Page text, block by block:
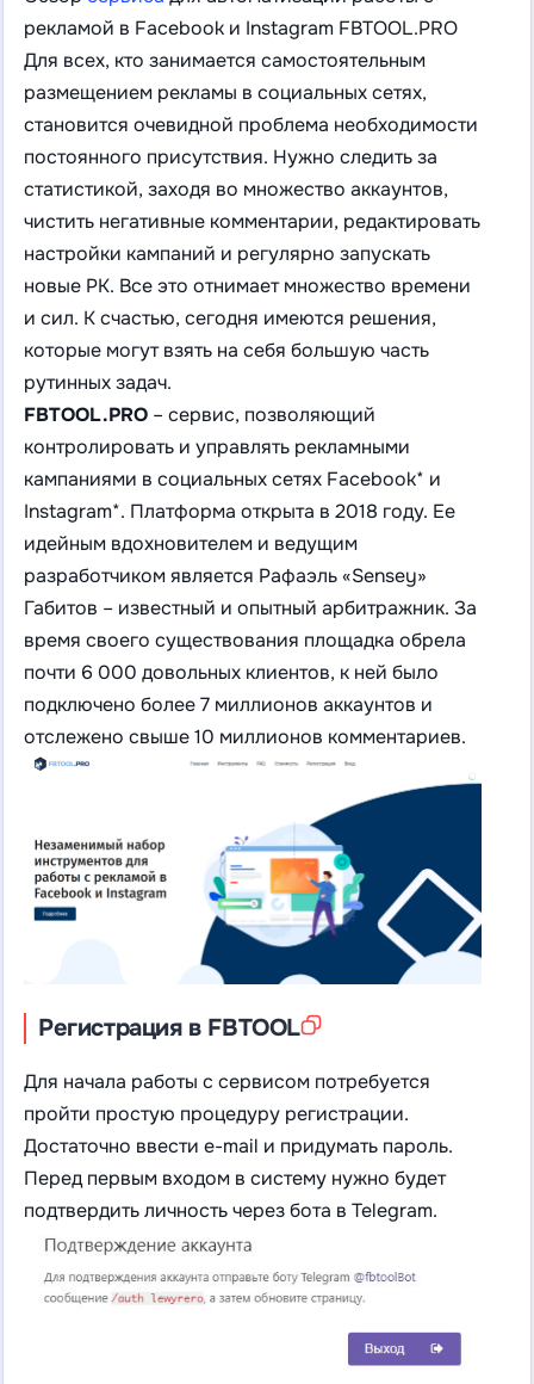
рекламой в Facebook и Instagram FBTOOL.PRO
Для всех, кто занимается самостоятельным
размещением рекламы в социальных сетях,
становится очевидной проблема необходимости
постоянного присутствия. Нужно следить за
статистикой, заходя во множество аккаунтов,
чистить негативные комментарии, редактировать
настройки кампаний и регулярно запускать
новые РК. Все это отнимает множество времени
и сил. К счастью, сегодня имеются решения,
которые могут взять на себя большую часть
рутинных задач.
FBTOOL.PRO – сервис, позволяющий
контролировать и управлять рекламными
кампаниями в социальных сетях Facebook* и
Instagram*. Платформа открыта в 2018 году. Ее
идейным вдохновителем и ведущим
разработчиком является Рафаэль «Sensey»
Габитов – известный и опытный арбитражник. За
время своего существования площадка обрела
почти 6 000 довольных клиентов, к ней было
подключено более 7 миллионов аккаунтов и
отслежено свыше 10 миллионов комментариев.
Регистрация в FBTOOL
Для начала работы с сервисом потребуется
пройти простую процедуру регистрации.
Достаточно ввести e-mail и придумать пароль.
Перед первым входом в систему нужно будет
подтвердить личность через бота в Telegram.